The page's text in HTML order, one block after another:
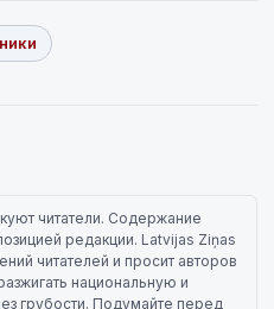
читатели. Содержание
редакции. Latvijas Ziņas
читателей и просит авторов
национальную и
грубости. Подумайте перед